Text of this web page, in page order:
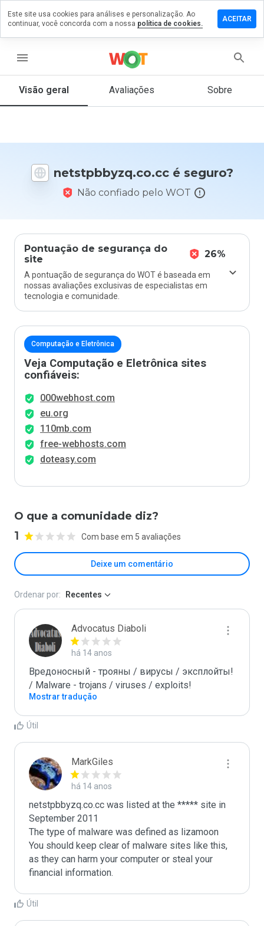
menu
Visão geral Avaliações Sobre
netstpbbyzq.co.cc é seguro?
Não confiado pelo WOT
Pontuação de segurança do
site
26%
A pontuação de segurança do WOT é baseada em
nossas avaliações exclusivas de especialistas em
tecnologia e comunidade.
Computação e Eletrônica
Veja Computação e Eletrônica sites
confiáveis:
000webhost.com
eu.org
110mb.com
free-webhosts.com
doteasy.com
O que a comunidade diz?
1 Com base em 5 avaliações
Deixe um comentário
em
De 1
nota
Ordenar por: Recentes
Advocatus Diaboli
há 14 anos
Вредоносный - трояны / вирусы / эксплойты!
/ Malware - trojans / viruses / exploits!
Mostrar tradução
Útil
MarkGiles
há 14 anos
netstpbbyzq.co.cc was listed at the ***** site in
September 2011
The type of malware was defined as lizamoon
You should keep clear of malware sites like this,
as they can harm your computer or steal your
Útil
Este site usa cookies para análises e personalização. Ao
continuar, você concorda com a nossa política de cookies.
ACEITAR